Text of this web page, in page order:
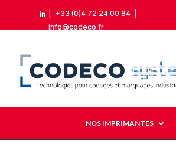
 +33 (0)4 72 24 00 84
info@codeco.fr
NOS IMPRIMANTES